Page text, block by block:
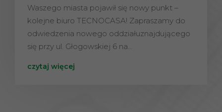
Waszego miasta pojawił się nowy punkt –
kolejne biuro TECNOCASA! Zapraszamy do
odwiedzenia nowego oddziałuznajdującego
się przy ul. Głogowskiej 6 na…
czytaj więcej